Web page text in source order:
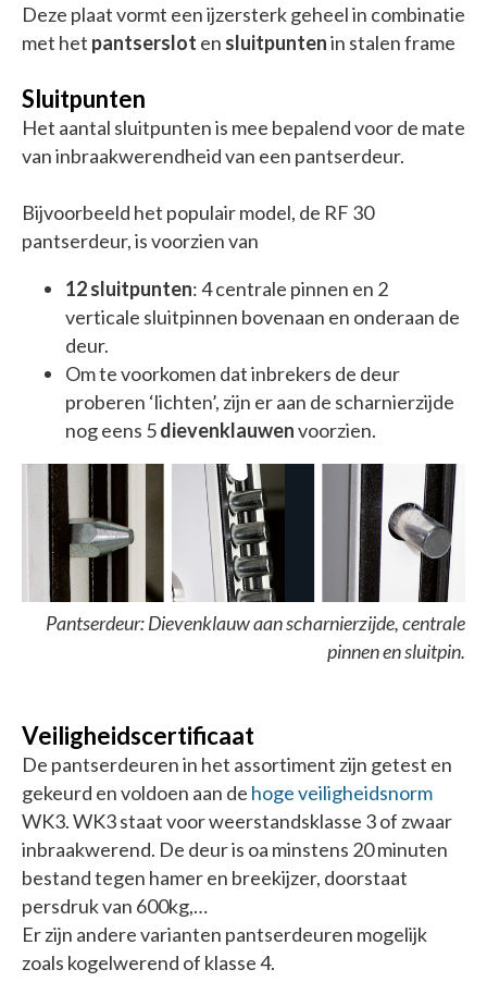
Deze plaat vormt een ijzersterk geheel in combinatie
met het pantserslot en sluitpuntenin stalen frame
Sluitpunten
Het aantal sluitpunten is mee bepalend voor de mate
van inbraakwerendheid van een pantserdeur.
Bijvoorbeeld het populair model, de RF 30
pantserdeur, is voorzien van
12 sluitpunten: 4 centrale pinnen en 2
verticale sluitpinnen bovenaan en onderaan de
deur.
Om te voorkomen dat inbrekers de deur
proberen ‘lichten’, zijn er aan de scharnierzijde
nog eens 5dievenklauwenvoorzien.
Pantserdeur: Dievenklauw aan scharnierzijde, centrale
pinnen en sluitpin.
Veiligheidscertificaat
De pantserdeuren in het assortiment zijn getest en
gekeurd en voldoen aan de hoge veiligheidsnorm
WK3. WK3 staat voor weerstandsklasse 3 of zwaar
inbraakwerend. De deur is oa minstens 20 minuten
bestand tegen hamer en breekijzer, doorstaat
persdruk van 600kg,…
Er zijn andere varianten pantserdeuren mogelijk
zoals kogelwerend of klasse 4.